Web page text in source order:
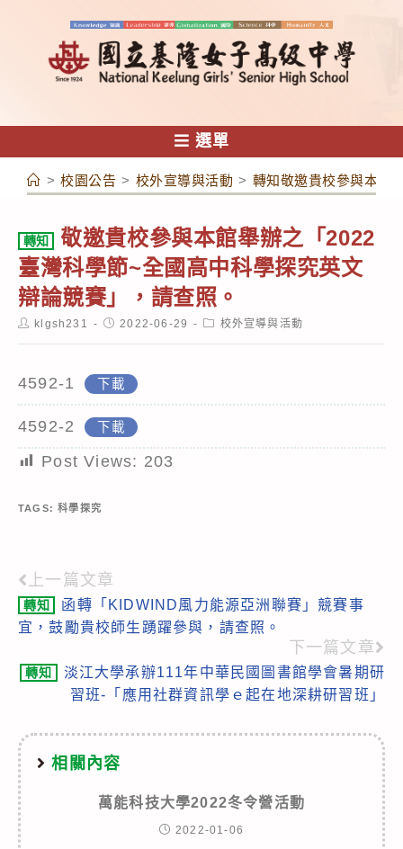
容
選單
> 校園公告 > 校外宣導與活動 > 轉知敬邀貴校參與本館
轉知
敬邀貴校參與本館舉辦之「2022
臺灣科學節~全國高中科學探究英文
辯論競賽」，請查照。
Postklgsh231
Post2022-06-29
Post校外宣導與活動
4592-1 下載
4592-2 下載
Post Views: 203
TAGS:科學探究
Read
more
上一篇文章
轉知
函轉「KIDWIND風力能源亞洲聯賽」競賽事
宜，鼓勵貴校師生踴躍參與，請查照。
下一篇文章
轉知
淡江大學承辦111年中華民國圖書館學會暑期研
習班-「應用社群資訊學ｅ起在地深耕研習班」
相關內容
萬能科技大學2022冬令營活動
2022-01-06